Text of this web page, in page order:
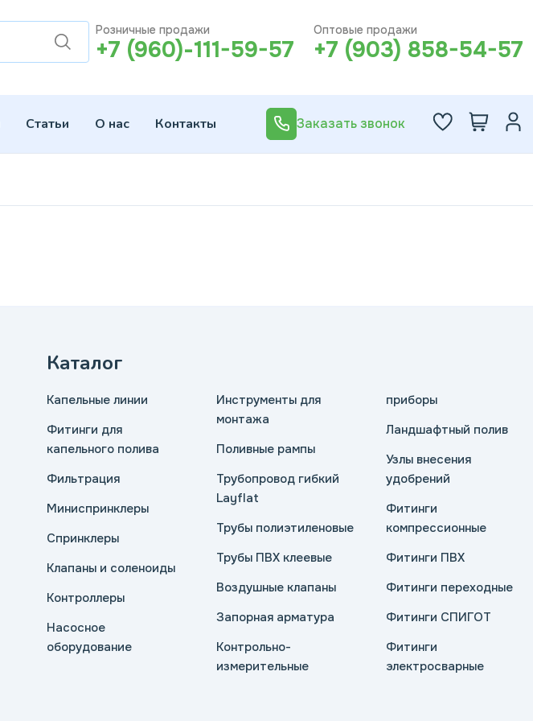
Розничные продажи
+7 (960)-111-59-57
Оптовые продажи
+7 (903) 858-54-57
Статьи О нас Контакты Заказать звонок
Каталог
Капельные линии
Фитинги для
капельного полива
Фильтрация
Миниспринклеры
Спринклеры
Клапаны и соленоиды
Контроллеры
Насосное
оборудование
Инструменты для
монтажа
Поливные рампы
Трубопровод гибкий
Layflat
Трубы полиэтиленовые
Трубы ПВХ клеевые
Воздушные клапаны
Запорная арматура
Контрольно-
измерительные
приборы
Ландшафтный полив
Узлы внесения
удобрений
Фитинги
компрессионные
Фитинги ПВХ
Фитинги переходные
Фитинги СПИГОТ
Фитинги
электросварные